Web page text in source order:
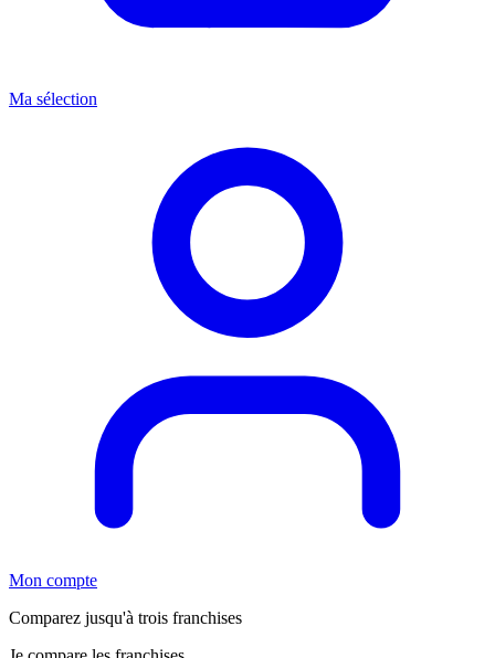
Ma sélection
Mon compte
Comparez jusqu'à trois franchises